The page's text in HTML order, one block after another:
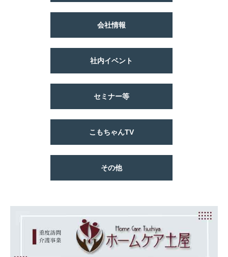
会社情報
社内イベント
セミナー等
こもちゃんTV
その他